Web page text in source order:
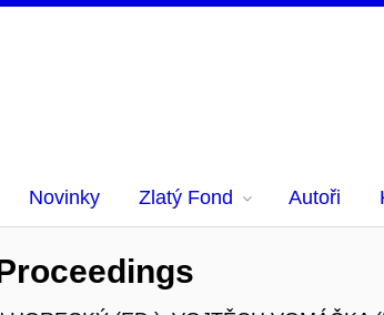
Novinky Zlatý Fond Autoři